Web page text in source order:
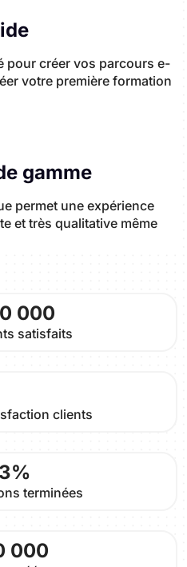
pour créer vos parcours e-
votre première formation
gamme
permet une expérience
et très qualitative même
000
satisfaits
clients
terminées
000